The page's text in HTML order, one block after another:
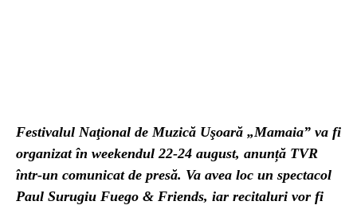
Festivalul Naţional de Muzică Uşoară „Mamaia” va fi
organizat în weekendul 22-24 august, anunță TVR
într-un comunicat de presă. Va avea loc un spectacol
Paul Surugiu Fuego & Friends, iar recitaluri vor fi